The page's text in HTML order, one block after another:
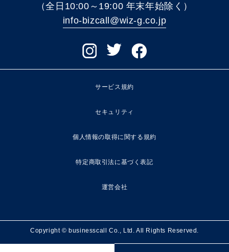
（全日10:00～19:00 年末年始除く）
info-bizcall@wiz-g.co.jp
サービス規約
セキュリティ
個人情報の取得に関する規約
特定商取引法に基づく表記
運営会社
Copyright © businesscall Co., Ltd. All Rights Reserved.